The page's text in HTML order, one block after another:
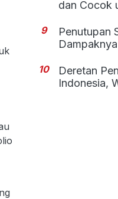
dan Cocok
9
Penutupan
10
Deretan
Indonesia,